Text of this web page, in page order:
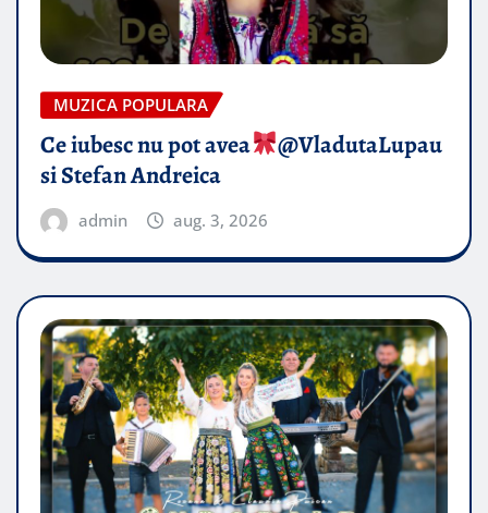
MUZICA POPULARA
Ce iubesc nu pot avea
​@VladutaLupau
si Stefan Andreica
admin aug. 3, 2026